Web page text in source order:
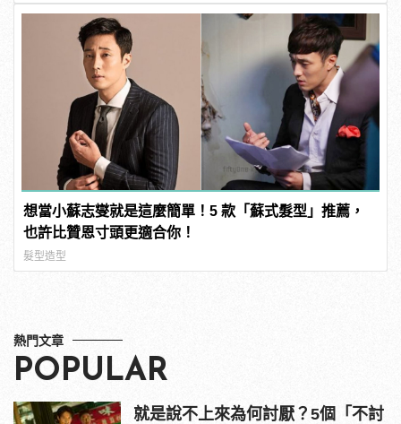
想當小蘇志燮就是這麼簡單！5 款「蘇式髮型」推薦，
也許比贊恩寸頭更適合你！
髮型造型
熱門文章
POPULAR
就是說不上來為何討厭？5個「不討